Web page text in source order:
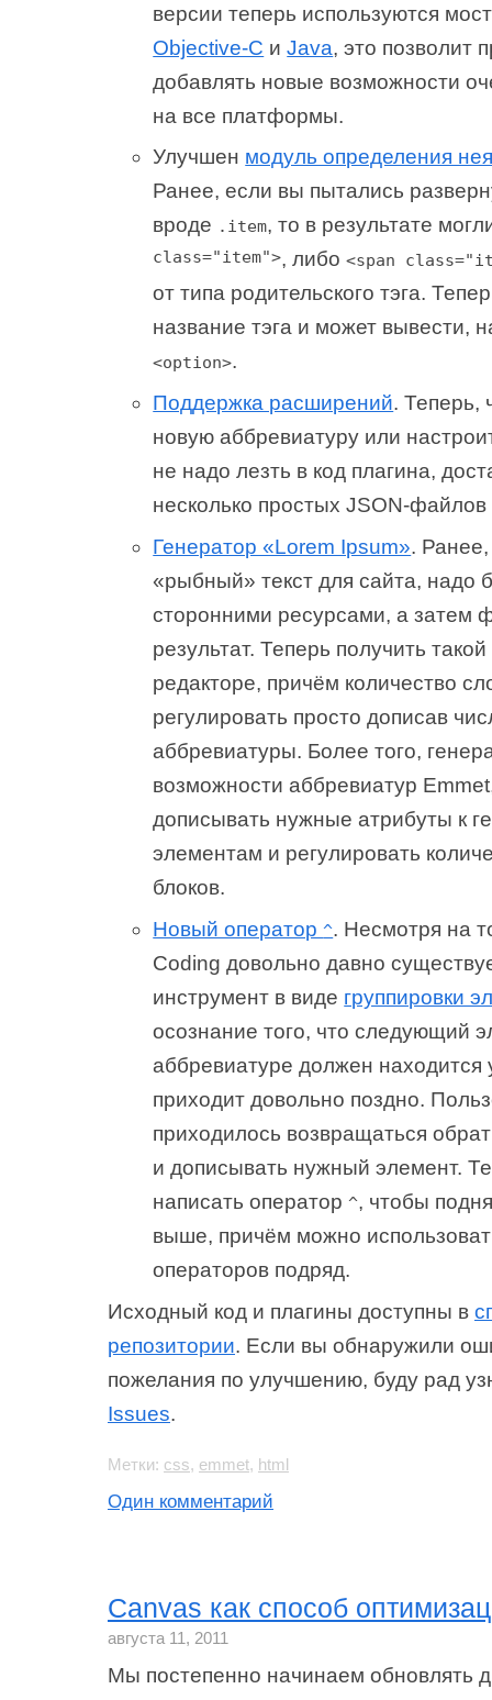
версии теперь используются
Objective-C иJava, это позволит
добавлять новые возможности
на все платформы.
Улучшен модуль определения
Ранее, если вы пытались
вроде .item, то в результате
class="item">, либо<span
от типа родительского тэга.
название тэга и может вывести,
<option>.
Поддержка расширений. Теперь,
новую аббревиатуру или
не надо лезть в код плагина,
несколько простых JSON-
Генератор «Lorem Ipsum».
«рыбный» текст для сайта, надо
сторонними ресурсами, а затем
результат. Теперь получить
редакторе, причём количество
регулировать просто дописав
аббревиатуры. Более того,
возможности аббревиатур
дописывать нужные атрибуты к
элементам и регулировать
блоков.
Новый оператор^. Несмотря на
Coding довольно давно
инструмент в виде группировки
осознание того, что следующий
аббревиатуре должен
приходит довольно поздно.
приходилось возвращаться
и дописывать нужный элемент.
написать оператор^, чтобы
выше, причём можно
операторов подряд.
Исходный код и плагины доступны в
репозитории. Если вы обнаружили
пожелания по улучшению, буду рад
Issues.
Метки: css, emmet, html
Один комментарий
Canvas как способ
августа 11, 2011
Мы постепенно начинаем обновлять